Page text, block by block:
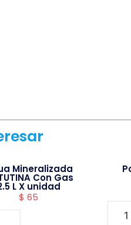
Mineralizada
Con Gas
L X unidad
$ 65